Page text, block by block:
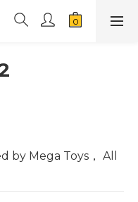
by Mega Toys， All